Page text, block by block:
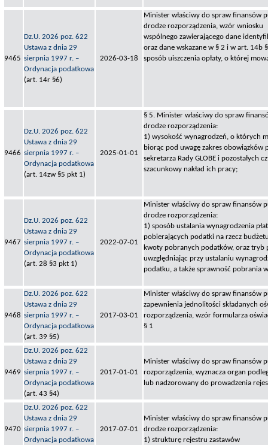
9465
Dz.U. 2026 poz. 622
Ustawa z dnia 29
sierpnia 1997 r. –
Ordynacja podatkowa
(art. 14r §6)
2026-03-18
Minister właściwy do spraw finansów
drodze rozporządzenia, wzór wniosku
wspólnego zawierającego dane
oraz dane wskazane w § 2 i w art. 14b
sposób uiszczenia opłaty, o której
9466
Dz.U. 2026 poz. 622
Ustawa z dnia 29
sierpnia 1997 r. –
Ordynacja podatkowa
(art. 14zw §5 pkt 1)
2025-01-01
§ 5. Minister właściwy do spraw
drodze rozporządzenia:
1) wysokość wynagrodzeń, o których
biorąc pod uwagę zakres obowiązków
sekretarza Rady GLOBE i pozostałych
szacunkowy nakład ich pracy;
9467
Dz.U. 2026 poz. 622
Ustawa z dnia 29
sierpnia 1997 r. –
Ordynacja podatkowa
(art. 28 §3 pkt 1)
2022-07-01
Minister właściwy do spraw finansów
drodze rozporządzenia:
1) sposób ustalania wynagrodzenia
pobierających podatki na rzecz
kwoty pobranych podatków, oraz tryb
uwzględniając przy ustalaniu
podatku, a także sprawność pobrania
9468
Dz.U. 2026 poz. 622
Ustawa z dnia 29
sierpnia 1997 r. –
Ordynacja podatkowa
(art. 39 §5)
2017-03-01
Minister właściwy do spraw finansów
zapewnienia jednolitości składanych
rozporządzenia, wzór formularza
§ 1
9469
Dz.U. 2026 poz. 622
Ustawa z dnia 29
sierpnia 1997 r. –
Ordynacja podatkowa
(art. 43 §4)
2017-01-01
Minister właściwy do spraw finansów
rozporządzenia, wyznacza organ
lub nadzorowany do prowadzenia
9470
Dz.U. 2026 poz. 622
Ustawa z dnia 29
sierpnia 1997 r. –
Ordynacja podatkowa
2017-07-01
Minister właściwy do spraw finansów
drodze rozporządzenia:
1) strukturę rejestru zastawów